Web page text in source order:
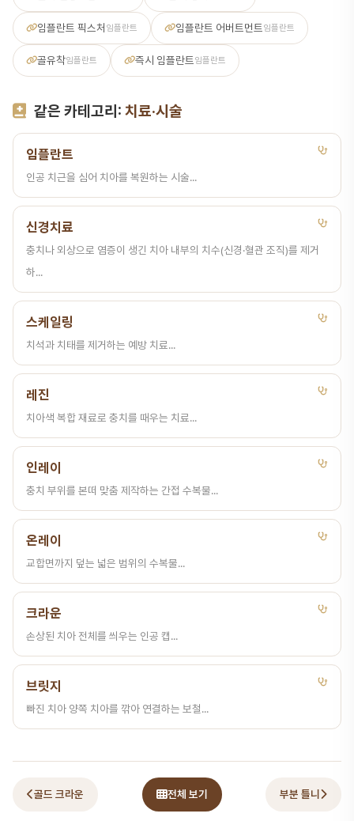
임플란트 픽스처 임플란트 임플란트 어버트먼트 임플란트
골유착임플란트 즉시 임플란트 임플란트
같은 카테고리: 치료·시술
임플란트
인공 치근을 심어 치아를 복원하는 시술...
신경치료
충치나 외상으로 염증이 생긴 치아 내부의 치수(신경·혈관 조직)를 제거
하...
스케일링
치석과 치태를 제거하는 예방 치료...
레진
치아색 복합 재료로 충치를 때우는 치료...
인레이
충치 부위를 본떠 맞춤 제작하는 간접 수복물...
온레이
교합면까지 덮는 넓은 범위의 수복물...
크라운
손상된 치아 전체를 씌우는 인공 캡...
브릿지
빠진 치아 양쪽 치아를 깎아 연결하는 보철...
골드 크라운 전체 보기 부분 틀니